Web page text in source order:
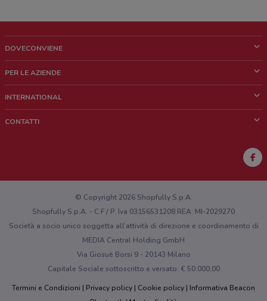
DOVECONVIENE
Chi siamo
Lavora con noi
PER LE AZIENDE
Richieste commerciali e marketing
INTERNATIONAL
CONTATTI
Hai un malfunzionamento sul web o sull'app?
© Copyright 2026 Shopfully S.p.A.
Shopfully S.p.A. - C.F / P. Iva 03156531208 REA: MI-2029270
Società a socio unico soggetta all’attività di direzione e coordinamento di
MEDIA Central Holding GmbH
Via Giosuè Borsi 9 - 20143 Milano
Capitale Sociale sottoscritto e versato: € 50.000,00
Termini e Condizioni
Privacy policy Cookie policy
Informativa Beacon